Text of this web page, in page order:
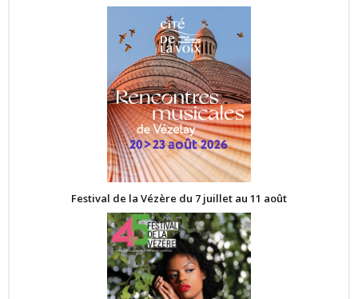
Festival de la Vézère du 7 juillet au 11 août